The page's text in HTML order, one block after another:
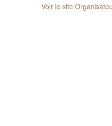
Voir le site